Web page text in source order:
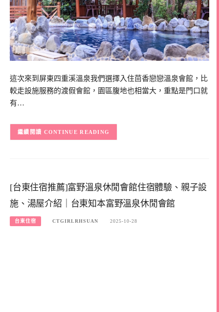
這次來到屏東四重溪溫泉我們選擇入住茴香戀戀溫泉會館，比
較走設施服務的渡假會館，園區腹地也相當大，重點是門口就
有…
CONTINUE READING
[台東住宿推薦]富野溫泉休閒會館住宿體驗、親子設
施、湯屋介紹｜台東知本富野溫泉休閒會館
台東住宿 CTGIRLRHSUAN 2025-10-28